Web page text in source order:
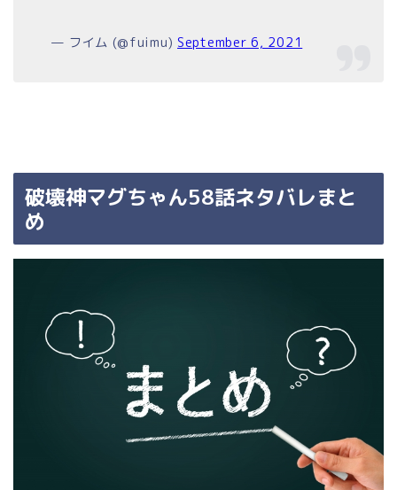
— フイム (@fuimu) September 6, 2021
破壊神マグちゃん58話ネタバレまと
め